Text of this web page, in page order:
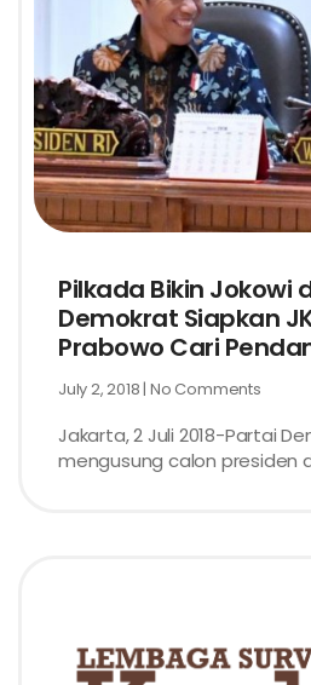
Pilkada Bikin Jokowi
Demokrat Siapkan
Prabowo Cari
July 2, 2018 No Comments
Jakarta, 2 Juli 2018-Partai
mengusung calon presiden